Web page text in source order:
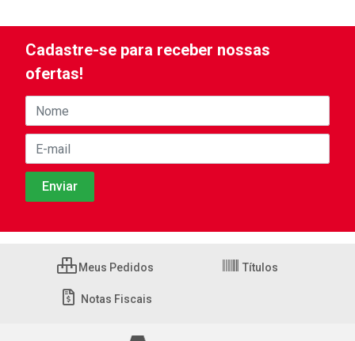
Cadastre-se para receber nossas
ofertas!
Meus Pedidos Títulos
Notas Fiscais